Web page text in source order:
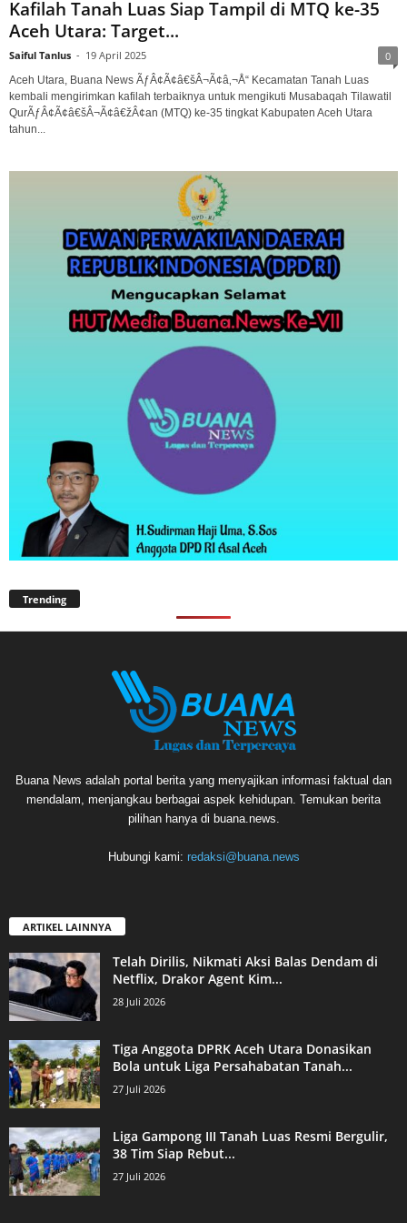
Kafilah Tanah Luas Siap Tampil di MTQ ke-35
Aceh Utara: Target...
Saiful Tanlus - 19 April 2025 0
Aceh Utara, Buana News ÃƒÂ¢Ã¢â€šÂ¬Ã¢â‚¬Å“ Kecamatan Tanah Luas
kembali mengirimkan kafilah terbaiknya untuk mengikuti Musabaqah Tilawatil
QurÃƒÂ¢Ã¢â€šÂ¬Ã¢â€žÂ¢an (MTQ) ke-35 tingkat Kabupaten Aceh Utara
tahun...
Trending
Buana News adalah portal berita yang menyajikan informasi faktual dan
mendalam, menjangkau berbagai aspek kehidupan. Temukan berita
pilihan hanya di buana.news.
Hubungi kami: redaksi@buana.news
ARTIKEL LAINNYA
Telah Dirilis, Nikmati Aksi Balas Dendam di
Netflix, Drakor Agent Kim...
28 Juli 2026
Tiga Anggota DPRK Aceh Utara Donasikan
Bola untuk Liga Persahabatan Tanah...
27 Juli 2026
Liga Gampong III Tanah Luas Resmi Bergulir,
38 Tim Siap Rebut...
27 Juli 2026